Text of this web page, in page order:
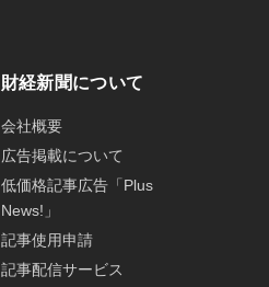
財経新聞について
会社概要
広告掲載について
低価格記事広告「Plus
News!」
記事使用申請
記事配信サービス